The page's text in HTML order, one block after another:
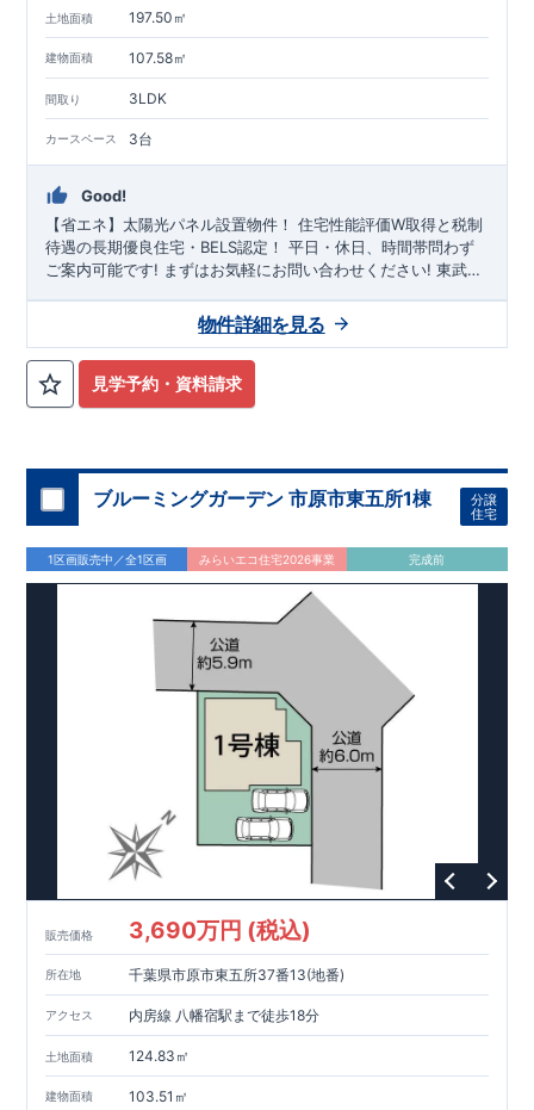
※クリックで各詳細ページに移動します♪
★★★現地案内ご予約受付中★★★
いつでもお気軽にお問合せください！
TEL092-739-1388東栄住宅 福岡営業所まで
営業時間 9時30分～18時30分
定休日 火曜・水曜・夏季休暇・年末年始など
土地面積 197.50㎡
建物面積 107.58㎡
間取り 3LDK
カースペース 3台
Good!
【省エネ】太陽光パネル設置物件！ 住宅性能評価W取得と税制
待遇の長期優良住宅・BELS認定！ 平日・休日、時間帯問わず
ご案内可能です! まずはお気軽にお問い合わせください! 東武日
歩30分! お子様の通学も安心です♪ 敷地は、
』! 小学校、幼稚園、保育園、スーパー、コンビ
ニ、病院、公園など徒歩15分以内
小型自転車やベビーカーなど小物類まで玄関がスッキリ片付く
『玄関土間収納』​・普段使う調理器具や備蓄品など保管に便利
だわりの内装！ ・LDKは空間演出した折り上げ天井 ・開放感の
ある
『アイランド風オープンキッチン』 ◆便利な設備！
・一
・梅雨時や花粉の時期のお洗濯も安心『浴室乾燥暖房機』
見学予約・資料請求
物件詳細を見る
ブルーミングガーデン 市原市東五所1棟
分譲
住宅
1区画販売中／全1区画 みらいエコ住宅2026事業 完成前
販売価格 3,690万円 (税込)
所在地 千葉県市原市東五所37番13(地番)
アクセス 内房線 八幡宿駅まで徒歩18分
土地面積 124.83㎡
建物面積 103.51㎡